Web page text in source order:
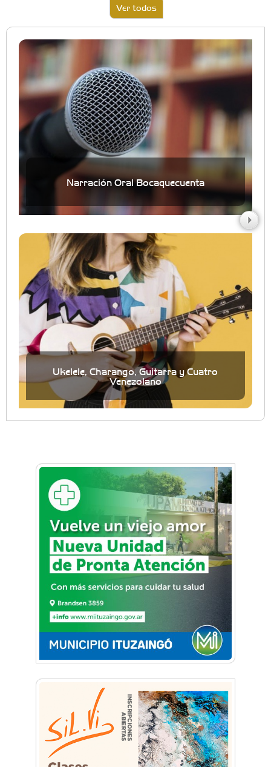
Ver todos
Narración Oral Bocaquecuenta
Ukelele, Charango, Guitarra y Cuatro
Venezolano